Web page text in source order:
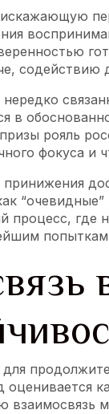
в
рояль
фокуса и
процесс, где
взаимосвязь